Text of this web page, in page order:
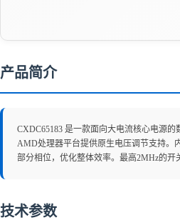
产品简介
CXDC65183 是一款面向大电流核心电源
AMD处理器平台提供原生电压调节支持。
部分相位，优化整体效率。最高2MHz的
技术参数